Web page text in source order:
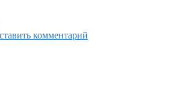
комментарий